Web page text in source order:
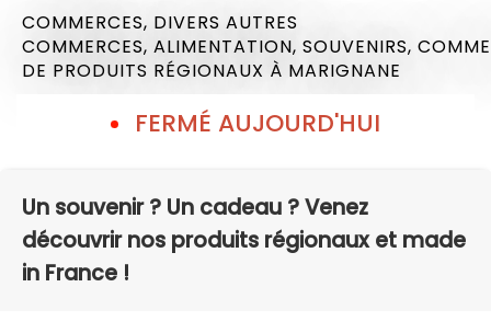
COMMERCES, DIVERS AUTRES
COMMERCES, ALIMENTATION, SOUVENIRS,
DE PRODUITS RÉGIONAUX À MARIGNANE
FERMÉ AUJOURD'HUI
Un souvenir ? Un cadeau ? Venez
découvrir nos produits régionaux et made
in France !